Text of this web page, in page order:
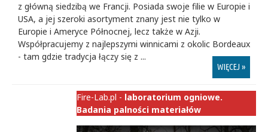
z główną siedzibą we Francji. Posiada swoje filie w Europie i
USA, a jej szeroki asortyment znany jest nie tylko w
Europie i Ameryce Północnej, lecz także w Azji.
Współpracujemy z najlepszymi winnicami z okolic Bordeaux
- tam gdzie tradycja łączy się z ...
WIĘCEJ »
Fire-Lab.pl - laboratorium ogniowe.
Badania palności materiałów